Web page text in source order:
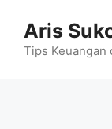
content
Aris
Tips Keuangan